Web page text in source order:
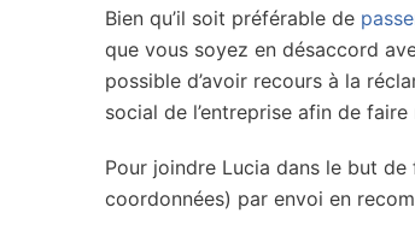
Bien qu’il soit préférable de
que vous soyez en désaccord
possible d’avoir recours à la
social de l’entreprise afin de
Pour joindre Lucia dans le but
coordonnées) par envoi en